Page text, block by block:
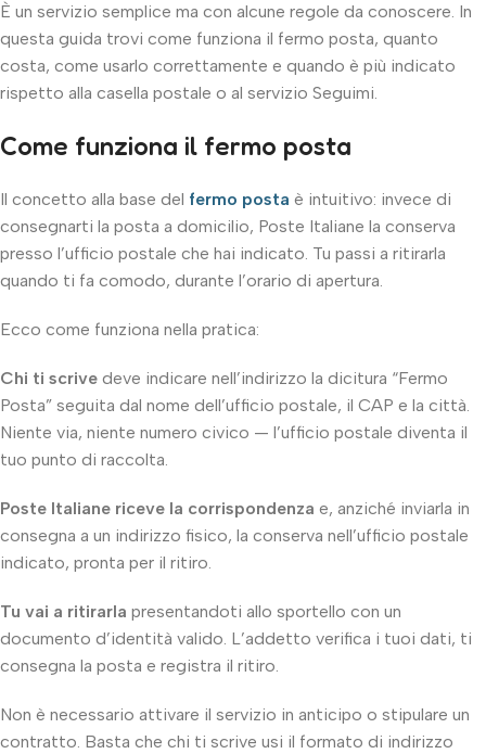
È un servizio semplice ma con alcune regole da conoscere. In
questa guida trovi come funziona il fermo posta, quanto
costa, come usarlo correttamente e quando è più indicato
rispetto alla casella postale o al servizio Seguimi.
Come funziona il fermo posta
Il concetto alla base del fermo posta è intuitivo: invece di
consegnarti la posta a domicilio, Poste Italiane la conserva
presso l’ufficio postale che hai indicato. Tu passi a ritirarla
quando ti fa comodo, durante l’orario di apertura.
Ecco come funziona nella pratica:
Chi ti scrive deve indicare nell’indirizzo la dicitura “Fermo
Posta” seguita dal nome dell’ufficio postale, il CAP e la città.
Niente via, niente numero civico — l’ufficio postale diventa il
tuo punto di raccolta.
Poste Italiane riceve la corrispondenza e, anziché inviarla in
consegna a un indirizzo fisico, la conserva nell’ufficio postale
indicato, pronta per il ritiro.
Tu vai a ritirarla presentandoti allo sportello con un
documento d’identità valido. L’addetto verifica i tuoi dati, ti
consegna la posta e registra il ritiro.
Non è necessario attivare il servizio in anticipo o stipulare un
contratto. Basta che chi ti scrive usi il formato di indirizzo